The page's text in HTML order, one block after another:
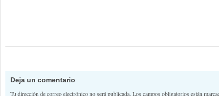
Deja un comentario
Tu dirección de correo electrónico no será publicada. Los campos obligatorios están